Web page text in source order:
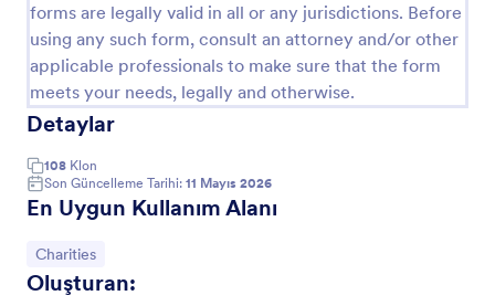
forms are legally valid in all or any jurisdictions. Before
using any such form, consult an attorney and/or other
applicable professionals to make sure that the form
meets your needs, legally and otherwise.
Detaylar
108 Klon
Son Güncelleme Tarihi: 11 Mayıs 2026
En Uygun Kullanım Alanı
Kategoriye git:
Charities
Oluşturan:
Go to Category:
Yardım Derneği Formları
Şablon Kullan